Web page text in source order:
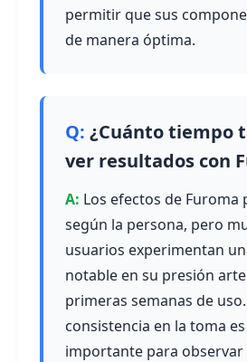
permitir que sus
de manera óptima.
¿Cuánto tiempo
ver resultados con
Los efectos de Furoma
según la persona, pero
usuarios experimentan
notable en su presión
primeras semanas de uso.
consistencia en la toma
importante para